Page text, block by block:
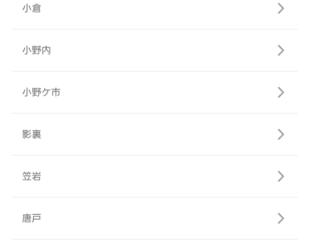
小倉
小野内
小野ケ市
影裏
笠岩
唐戸